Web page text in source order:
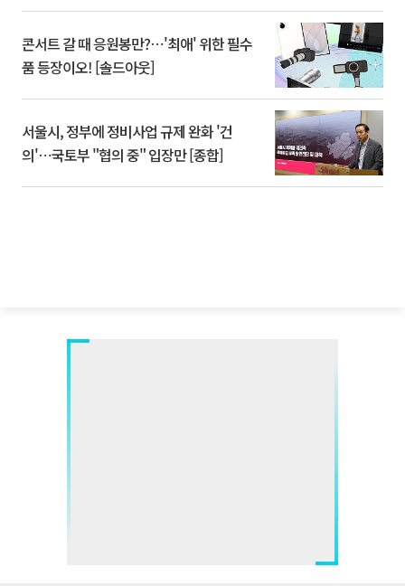
콘서트 갈 때 응원봉만?⋯'최애' 위한 필수
품 등장이오! [솔드아웃]
서울시, 정부에 정비사업 규제 완화 '건
의'⋯국토부 "협의 중" 입장만 [종합]